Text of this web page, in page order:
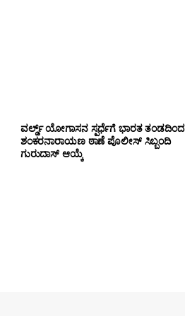
ವರ್ಲ್ಡ್ ಯೋಗಾಸನ ಸ್ಪರ್ಧೆಗೆ ಭಾರತ ತಂಡದಿಂದ
ಶಂಕರನಾರಾಯಣ ಠಾಣೆ ಪೊಲೀಸ್ ಸಿಬ್ಬಂದಿ
ಗುರುದಾಸ್ ಆಯ್ಕೆ